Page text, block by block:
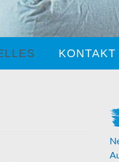
KONTAKT